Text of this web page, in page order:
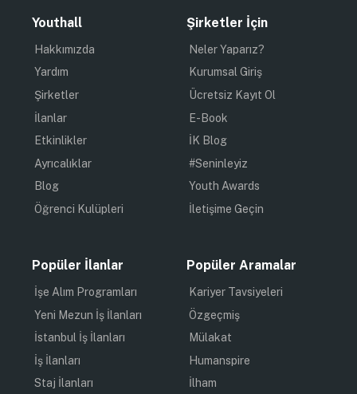
Youthall
Hakkımızda
Yardım
Şirketler
İlanlar
Etkinlikler
Ayrıcalıklar
Blog
Öğrenci Kulüpleri
Şirketler İçin
Neler Yaparız?
Kurumsal Giriş
Ücretsiz Kayıt Ol
E-Book
İK Blog
#Seninleyiz
Youth Awards
İletişime Geçin
Popüler İlanlar
İşe Alım Programları
Yeni Mezun İş İlanları
İstanbul İş İlanları
İş İlanları
Staj İlanları
Popüler Aramalar
Kariyer Tavsiyeleri
Özgeçmiş
Mülakat
Humanspire
İlham